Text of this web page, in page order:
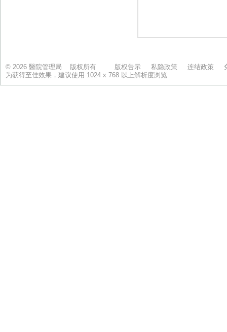
© 2026 醫院管理局 版权所有 版权告示 私隐政策 连结政策
为获得至佳效果，建议使用 1024 x 768 以上解析度浏览